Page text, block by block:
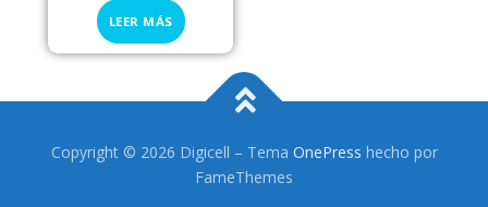
LEER MÁS
Copyright © 2026 Digicell – Tema OnePress hecho por
FameThemes